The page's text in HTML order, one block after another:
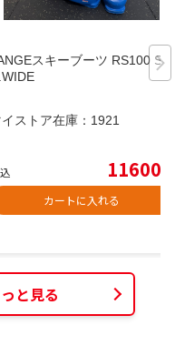
スキーブーツ RS100 S.
ストア在庫： 1921
11600
カートに入れる
と見る